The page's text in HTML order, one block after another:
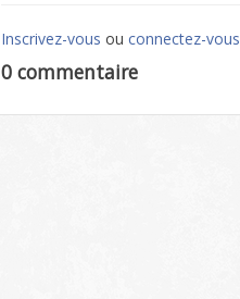
Inscrivez-vous ouconnectez-vous
0 commentaire